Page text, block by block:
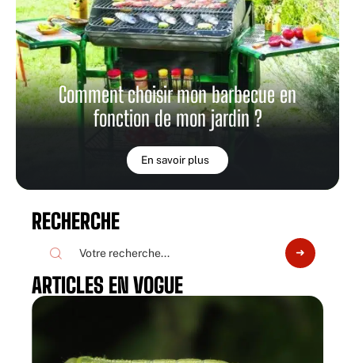
Comment choisir mon barbecue en
fonction de mon jardin ?
En savoir plus
RECHERCHE
ARTICLES EN VOGUE